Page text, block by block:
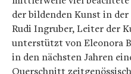
der bildenden Kunst in
Rudi Ingruber, Leiter der
unterstützt von Eleonora
in den nächsten Jahren
Querschnitt